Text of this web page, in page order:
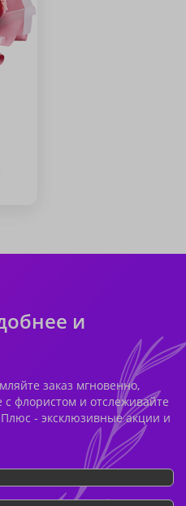
и
заказ мгновенно,
с флористом и отслеживайте
Плюс - эксклюзивные акции и